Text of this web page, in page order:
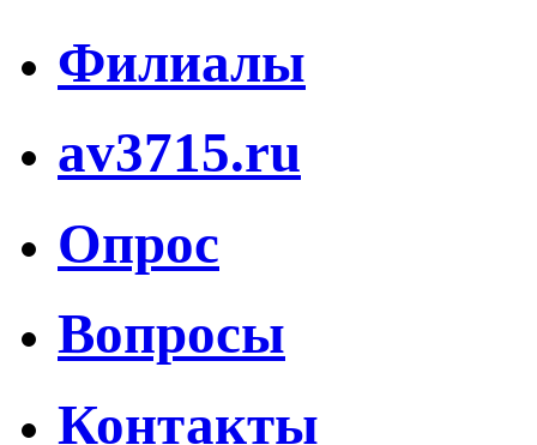
Филиалы
av3715.ru
Опрос
Вопросы
Контакты